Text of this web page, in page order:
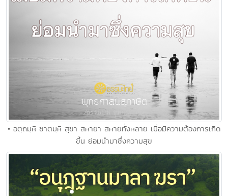
• อตฺถมฺหิ ชาตมฺหิ สุขา สหายา สหายทั้งหลาย เมื่อมีความต้องการเกิด
ขึ้น ย่อมนํามาซึ่งความสุข